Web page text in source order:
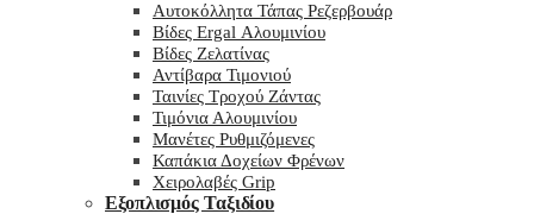
Αυτοκόλλητα Τάπας Ρεζερβουάρ
Βίδες Ergal Αλουμινίου
Βίδες Ζελατίνας
Αντίβαρα Τιμονιού
Ταινίες Τροχού Ζάντας
Τιμόνια Αλουμινίου
Μανέτες Ρυθμιζόμενες
Καπάκια Δοχείων Φρένων
Χειρολαβές Grip
Εξοπλισμός Ταξιδίου